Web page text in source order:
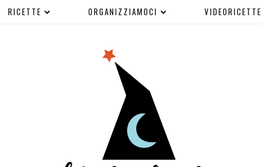
RICETTE ORGANIZZIAMOCI VIDEORICETTE